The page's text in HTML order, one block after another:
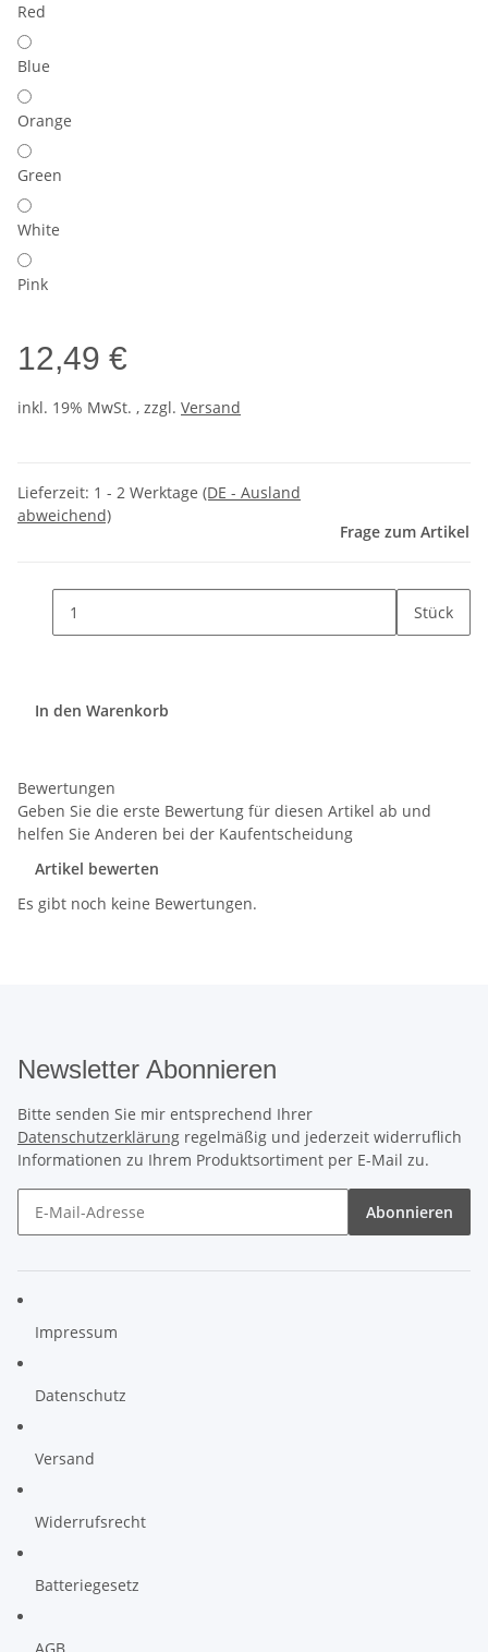
Red
Blue
Orange
Green
White
Pink
12,49 €
inkl. 19% MwSt. , zzgl. Versand
Lieferzeit: 1 - 2 Werktage (DE - Ausland
abweichend)
Frage zum Artikel
Stück
In den Warenkorb
Bewertungen
Geben Sie die erste Bewertung für diesen Artikel ab und
helfen Sie Anderen bei der Kaufentscheidung
Artikel bewerten
Es gibt noch keine Bewertungen.
Newsletter Abonnieren
Bitte senden Sie mir entsprechend Ihrer
Datenschutzerklärung regelmäßig und jederzeit widerruflich
Informationen zu Ihrem Produktsortiment per E-Mail zu.
Abonnieren
Impressum
Datenschutz
Versand
Widerrufsrecht
Batteriegesetz